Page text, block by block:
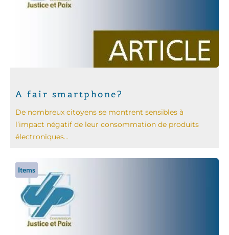
A fair smartphone?
De nombreux citoyens se montrent sensibles à
l’impact négatif de leur consommation de produits
électroniques...
Items